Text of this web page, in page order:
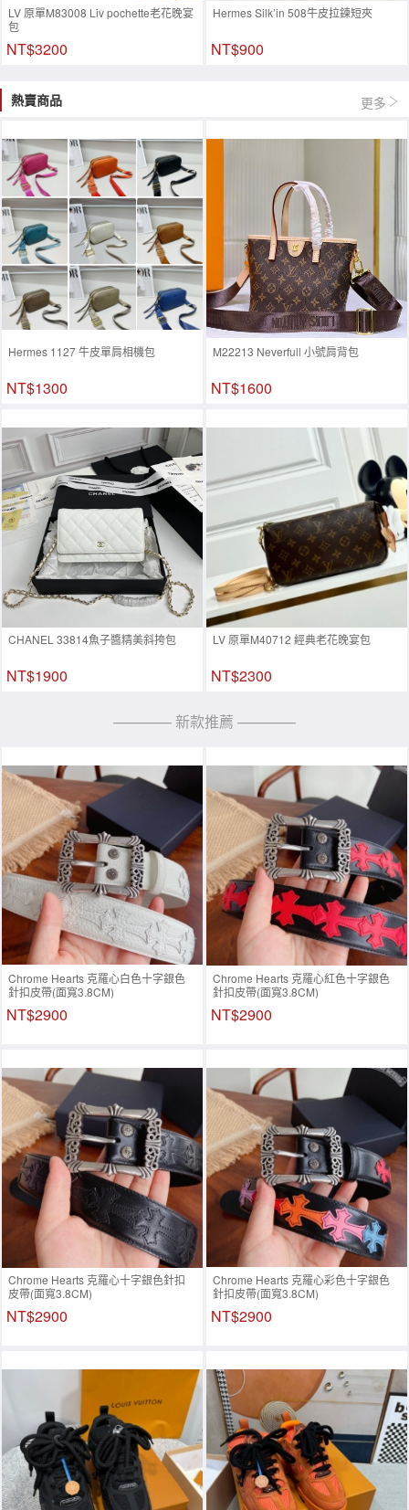
LV 原單M83008 Liv pochette老花晚宴
包
NT$3200
Hermes Silk’in 508牛皮拉鍊短夾
NT$900
熱賣商品 更多
Hermes 1127 牛皮單肩相機包
NT$1300
M22213 Neverfull 小號肩背包
NT$1600
CHANEL 33814魚子醬精美斜挎包
NT$1900
LV 原單M40712 經典老花晚宴包
NT$2300
———— 新款推薦 ————
Chrome Hearts 克羅心白色十字銀色
針扣皮帶(面寬3.8CM)
NT$2900
Chrome Hearts 克羅心紅色十字銀色
針扣皮帶(面寬3.8CM)
NT$2900
Chrome Hearts 克羅心十字銀色針扣
皮帶(面寬3.8CM)
NT$2900
Chrome Hearts 克羅心彩色十字銀色
針扣皮帶(面寬3.8CM)
NT$2900